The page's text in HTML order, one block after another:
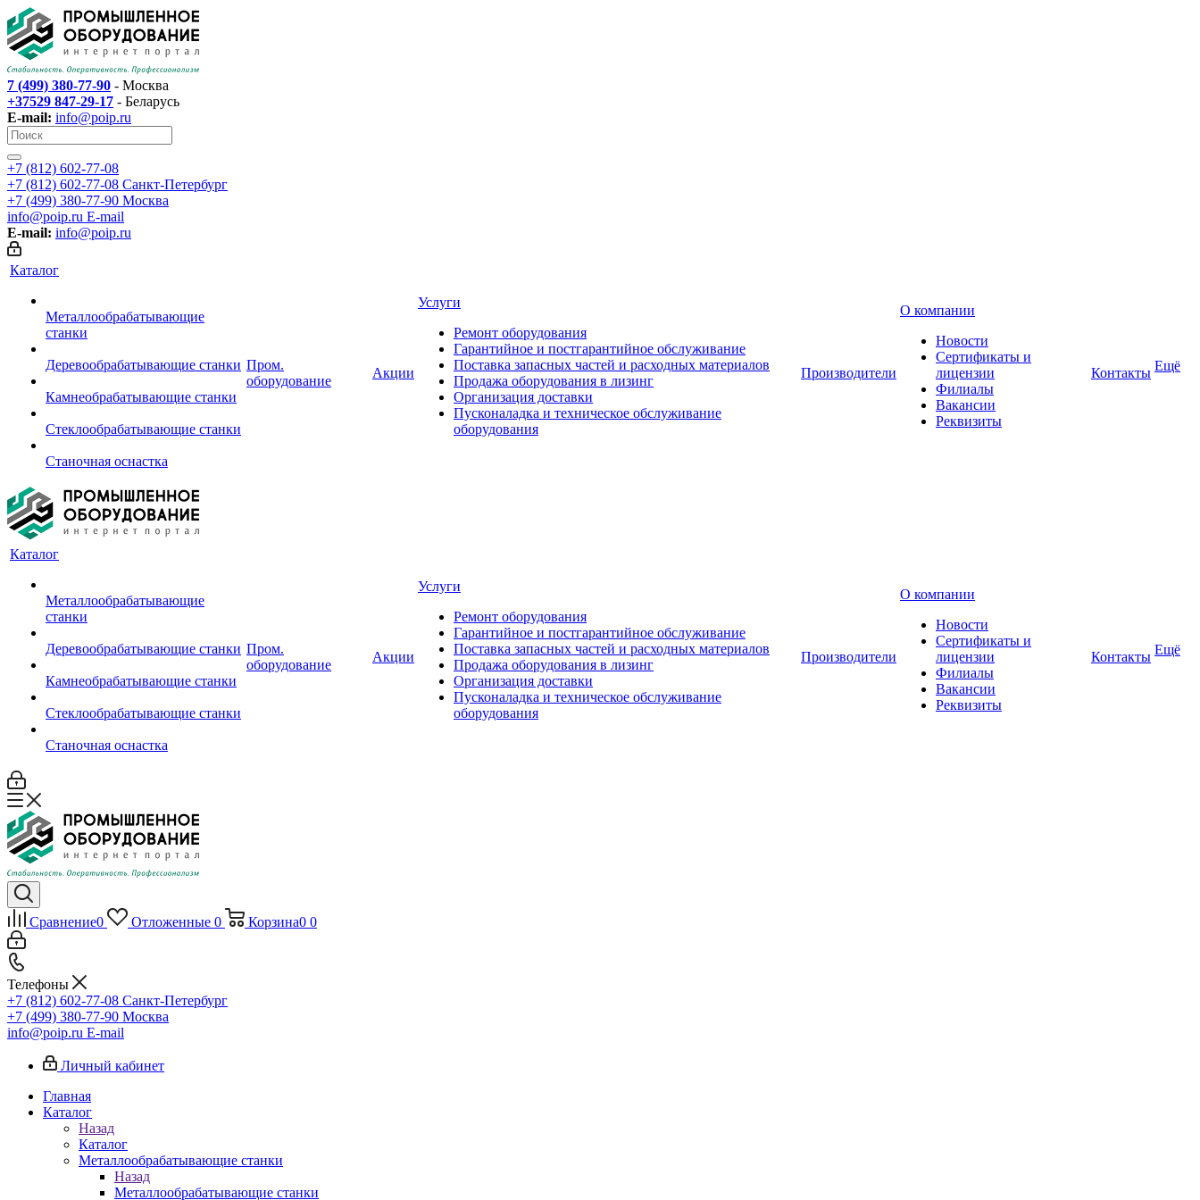
7 (499) 380-77-90 - Москва
+37529 847-29-17 - Беларусь
E-mail: info@poip.ru
+7 (812) 602-77-08
+7 (812) 602-77-08 Санкт-Петербург
+7 (499) 380-77-90 Москва
info@poip.ru E-mail
E-mail: info@poip.ru
Каталог
Металлообрабатывающие
станки
Деревообрабатывающие станки
Камнеобрабатывающие станки
Стеклообрабатывающие станки
Станочная оснастка
Пром.
оборудование
Акции
Услуги
Ремонт оборудования
Гарантийное и постгарантийное обслуживание
Поставка запасных частей и расходных материалов
Продажа оборудования в лизинг
Организация доставки
Пусконаладка и техническое обслуживание
оборудования
Производители
О компании
Новости
Сертификаты и
лицензии
Филиалы
Вакансии
Реквизиты
Контакты Ещё
Каталог
Металлообрабатывающие
станки
Деревообрабатывающие станки
Камнеобрабатывающие станки
Стеклообрабатывающие станки
Станочная оснастка
Пром.
оборудование
Акции
Услуги
Ремонт оборудования
Гарантийное и постгарантийное обслуживание
Поставка запасных частей и расходных материалов
Продажа оборудования в лизинг
Организация доставки
Пусконаладка и техническое обслуживание
оборудования
Производители
О компании
Новости
Сертификаты и
лицензии
Филиалы
Вакансии
Реквизиты
Контакты Ещё
Сравнение0 Отложенные 0 Корзина0 0
Телефоны
+7 (812) 602-77-08 Санкт-Петербург
+7 (499) 380-77-90 Москва
info@poip.ru E-mail
Личный кабинет
Главная
Каталог
Назад
Каталог
Металлообрабатывающие станки
Назад
Металлообрабатывающие станки